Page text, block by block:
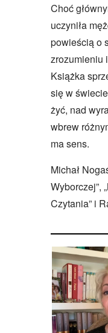
Choć
uczyniła
powieścią o
zrozumieniu
Książka
się w
żyć, nad
wbrew
ma sens.
Michał
Wyborczej”,
Czytania” i